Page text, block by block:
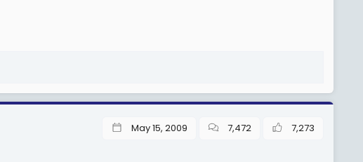
May 15, 2009 7,472 7,273